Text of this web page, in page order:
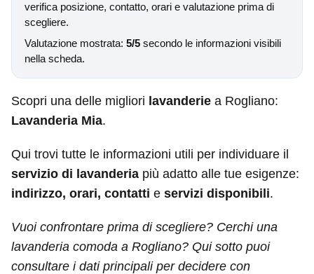
verifica posizione, contatto, orari e valutazione prima di
scegliere.
Valutazione mostrata: 5/5 secondo le informazioni visibili
nella scheda.
Scopri una delle migliori lavanderie a Rogliano:
Lavanderia Mia.
Qui trovi tutte le informazioni utili per individuare il
servizio di lavanderia più adatto alle tue esigenze:
indirizzo, orari, contatti e servizi disponibili.
Vuoi confrontare prima di scegliere? Cerchi una
lavanderia comoda a Rogliano? Qui sotto puoi
consultare i dati principali per decidere con